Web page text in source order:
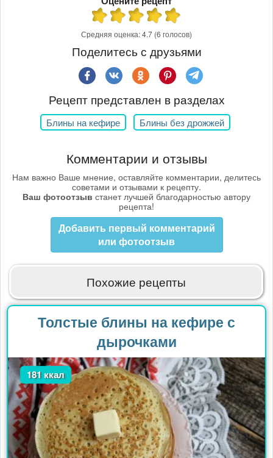
Средняя оценка:4.7 (6 голосов)
Поделитесь с друзьями
Рецепт представлен в разделах
Блины на кефире Блины без дрожжей
Комментарии и отзывы
Нам важно Ваше мнение, оставляйте комментарии, делитесь
советами и отзывами к рецепту.
Ваш фотоотзыв станет лучшей благодарностью автору
рецепта!
Добавить первый комментарий
или фотоотзыв
Похожие рецепты
Толстые блины на кефире с
дырочками
181 ккал